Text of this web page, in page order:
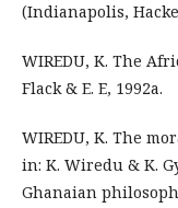
(Indianapolis,
WIREDU, K. The
Flack & E. E, 1992a.
WIREDU, K. The
in: K. Wiredu & K.
Ghanaian